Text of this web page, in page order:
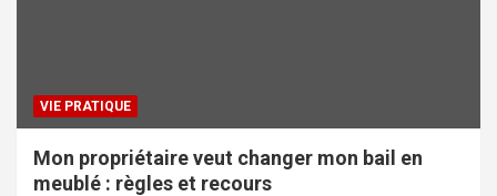
VIE PRATIQUE
Mon propriétaire veut changer mon bail en
meublé : règles et recours